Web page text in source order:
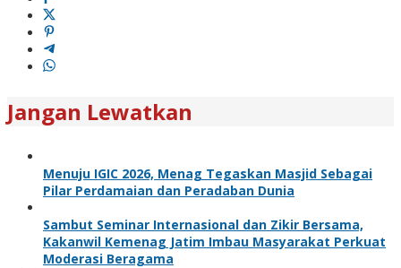
Jangan Lewatkan
Menuju IGIC 2026, Menag Tegaskan Masjid Sebagai
Pilar Perdamaian dan Peradaban Dunia
Sambut Seminar Internasional dan Zikir Bersama,
Kakanwil Kemenag Jatim Imbau Masyarakat Perkuat
Moderasi Beragama